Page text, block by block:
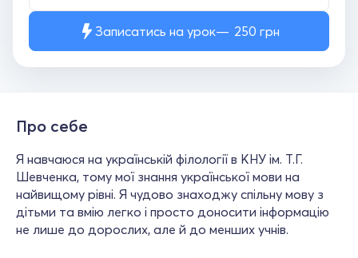
Записатись на урок 250 грн
Про себе
Я навчаюся на українській філології в КНУ ім. Т.Г.
Шевченка, тому мої знання української мови на
найвищому рівні. Я чудово знаходжу спільну мову з
дітьми та вмію легко і просто доносити інформацію
не лише до дорослих, але й до менших учнів.